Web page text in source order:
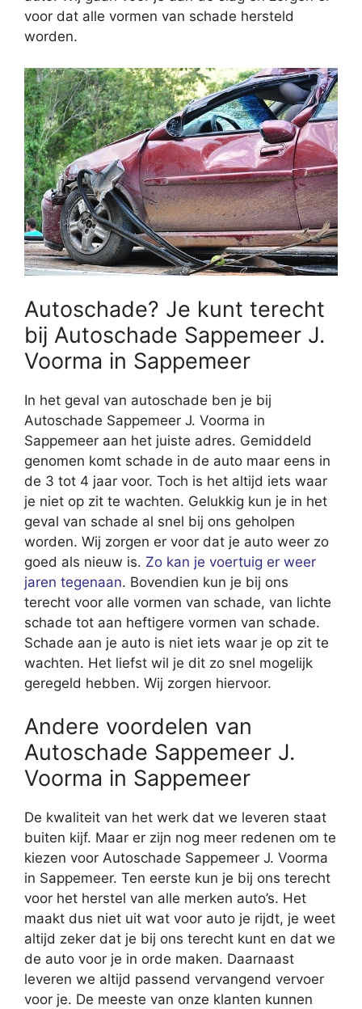
voor dat alle vormen van schade hersteld
worden.
Autoschade? Je kunt terecht
bij Autoschade Sappemeer J.
Voorma in Sappemeer
In het geval van autoschade ben je bij
Autoschade Sappemeer J. Voorma in
Sappemeer aan het juiste adres. Gemiddeld
genomen komt schade in de auto maar eens in
de 3 tot 4 jaar voor. Toch is het altijd iets waar
je niet op zit te wachten. Gelukkig kun je in het
geval van schade al snel bij ons geholpen
worden. Wij zorgen er voor dat je auto weer zo
goed als nieuw is. Zo kan je voertuig er weer
jaren tegenaan. Bovendien kun je bij ons
terecht voor alle vormen van schade, van lichte
schade tot aan heftigere vormen van schade.
Schade aan je auto is niet iets waar je op zit te
wachten. Het liefst wil je dit zo snel mogelijk
geregeld hebben. Wij zorgen hiervoor.
Andere voordelen van
Autoschade Sappemeer J.
Voorma in Sappemeer
De kwaliteit van het werk dat we leveren staat
buiten kijf. Maar er zijn nog meer redenen om te
kiezen voor Autoschade Sappemeer J. Voorma
in Sappemeer. Ten eerste kun je bij ons terecht
voor het herstel van alle merken auto’s. Het
maakt dus niet uit wat voor auto je rijdt, je weet
altijd zeker dat je bij ons terecht kunt en dat we
de auto voor je in orde maken. Daarnaast
leveren we altijd passend vervangend vervoer
voor je. De meeste van onze klanten kunnen